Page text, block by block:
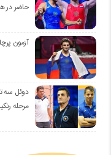
حاضر در
آزمون
دوئل سه
مرحله